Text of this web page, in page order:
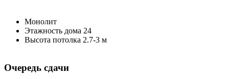
Монолит
Этажность дома 24
Высота потолка 2.7-3 м
Очередь сдачи